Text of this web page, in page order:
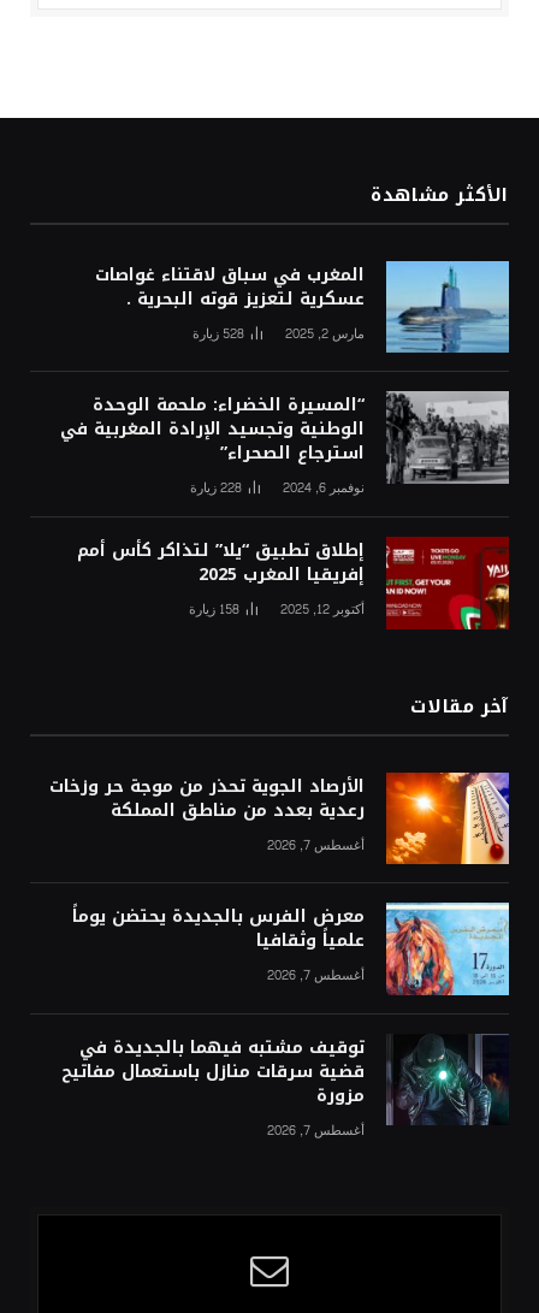
الأكثر مشاهدة
المغرب في سباق لاقتناء غواصات
عسكرية لتعزيز قوته البحرية .
مارس 2, 2025 528 زيارة
“المسيرة الخضراء: ملحمة الوحدة
الوطنية وتجسيد الإرادة المغربية في
استرجاع الصحراء”
نوفمبر 6, 2024 228زيارة
إطلاق تطبيق “يلا” لتذاكر كأس أمم
إفريقيا المغرب 2025
أكتوبر 12, 2025 158 زيارة
آخر مقالات
الأرصاد الجوية تحذر من موجة حر وزخات
رعدية بعدد من مناطق المملكة
أغسطس 7, 2026
معرض الفرس بالجديدة يحتضن يوماً
علمياً وثقافيا
أغسطس 7, 2026
توقيف مشتبه فيهما بالجديدة في
قضية سرقات منازل باستعمال مفاتيح
مزورة
أغسطس 7, 2026